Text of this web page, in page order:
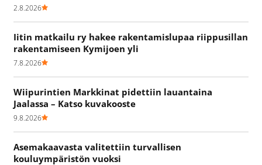
2.8.2026
Iitin matkailu ry hakee rakentamislupaa riippusillan
rakentamiseen Kymijoen yli
7.8.2026
Wiipurintien Markkinat pidettiin lauantaina
Jaalassa – Katso kuvakooste
9.8.2026
Asemakaavasta valitettiin turvallisen
kouluympäristön vuoksi